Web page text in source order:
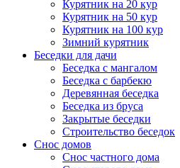
Курятник на 20 кур
Курятник на 50 кур
Курятник на 100 кур
Зимний курятник
Беседки для дачи
Беседка с мангалом
Беседка с барбекю
Деревянная беседка
Беседка из бруса
Закрытые беседки
Строительство беседок
Снос домов
Снос частного дома